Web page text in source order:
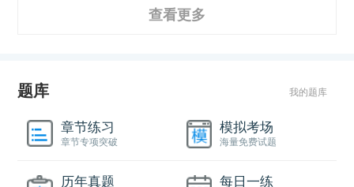
查看更多
题库 我的题库
章节练习
章节专项突破
模拟考场
海量免费试题
历年真题 每日一练